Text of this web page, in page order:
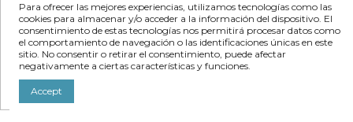
Vender BMB & Co.
Para ofrecer las mejores experiencias, utilizamos tecnologías como las
cookies para almacenar y/o acceder a la información del dispositivo. El
consentimiento de estas tecnologías nos permitirá procesar datos como
el comportamiento de navegación o las identificaciones únicas en este
sitio. No consentir o retirar el consentimiento, puede afectar
negativamente a ciertas características y funciones.
Accept